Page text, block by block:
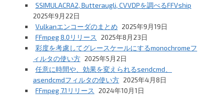
SSIMULACRA2, Butteraugli, CVVDPを調べるFFVship
2025年9月22日
Vulkanエンコーダのまとめ 2025年9月19日
FFmpeg 8.0リリース
2025年8月23日
彩度を考慮してグレースケールにするmonochromeフ
ィルタの使い方 2025年5月2日
任意に時間や、効果を変えられるsendcmd、
asendcmdフィルタの使い方 2025年4月8日
FFmpeg 7.1リリース
2024年10月1日